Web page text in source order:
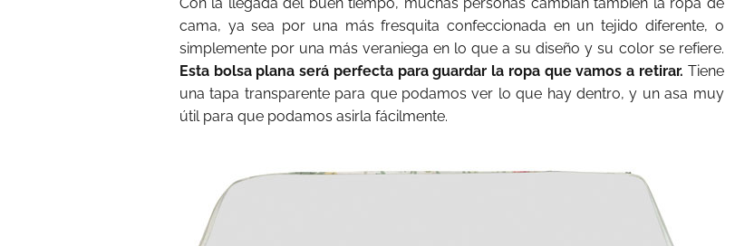
cama, ya sea por una más fresquita confeccionada en un tejido diferente, o
simplemente por una más veraniega en lo que a su diseño y su color se refiere.
Esta bolsa plana será perfecta para guardar la ropa que vamos a retirar. Tiene
una tapa transparente para que podamos ver lo que hay dentro, y un asa muy
útil para que podamos asirla fácilmente.